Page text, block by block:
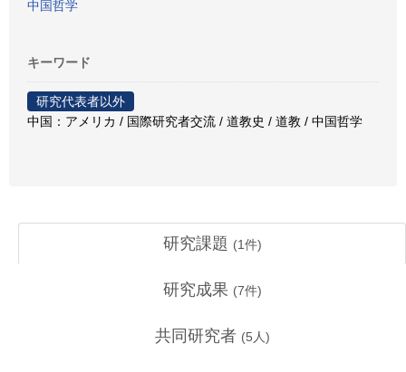
中国哲学
キーワード
研究代表者以外
中国：アメリカ / 国際研究者交流 / 道教史 / 道教 / 中国哲学
研究課題 (1件)
研究成果 (7件)
共同研究者 (5 人)